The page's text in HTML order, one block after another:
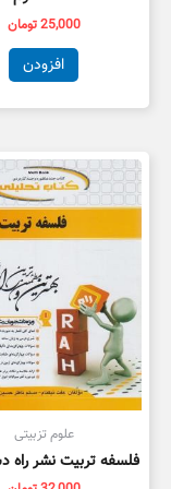
25,000تومان
افزودن
علوم تزبیتی
فلسفه تربیت نشر